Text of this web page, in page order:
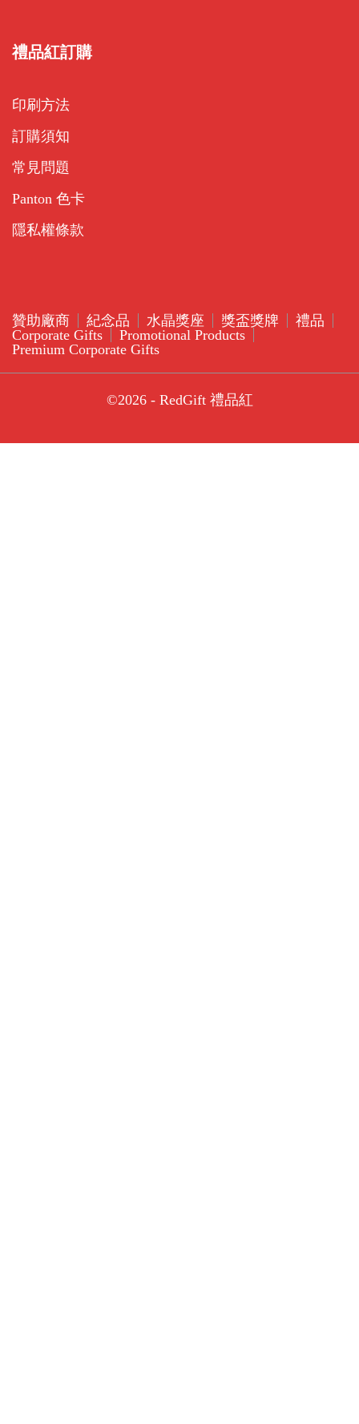
禮品紅訂購
印刷方法
訂購須知
常見問題
Panton 色卡
隱私權條款
贊助廠商 紀念品 水晶獎座 獎盃獎牌
禮品
Corporate Gifts
Promotional Products
Premium Corporate Gifts
©2026 - RedGift 禮品紅